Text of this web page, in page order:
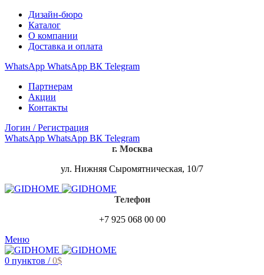
Дизайн-бюро
Каталог
О компании
Доставка и оплата
WhatsApp WhatsApp ВК Telegram
Партнерам
Акции
Контакты
Логин / Регистрация
WhatsApp WhatsApp ВК Telegram
г. Москва
ул. Нижняя Сыромятническая, 10/7
Телефон
+7 925 068 00 00
Меню
0 пунктов / 0$